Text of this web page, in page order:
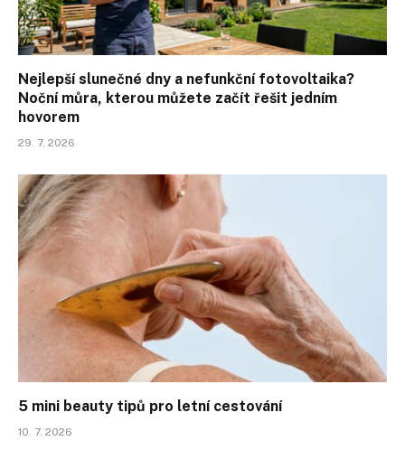
Nejlepší slunečné dny a nefunkční fotovoltaika?
Noční můra, kterou můžete začít řešit jedním
hovorem
29. 7. 2026
5 mini beauty tipů pro letní cestování
10. 7. 2026